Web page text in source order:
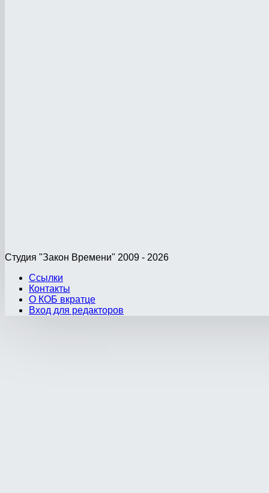
Студия "Закон Времени" 2009 - 2026
Ссылки
Контакты
О КОБ вкратце
Вход для редакторов